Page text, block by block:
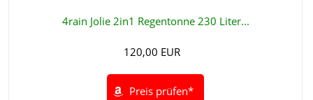
4rain Jolie 2in1 Regentonne 230 Liter...
120,00 EUR
Preis prüfen*